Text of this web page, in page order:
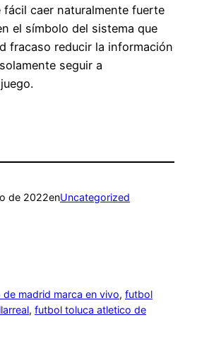
fácil caer naturalmente fuerte
el símbolo del sistema que
fracaso reducir la información
seguir a
de 2022enUncategorized
madrid marca en vivo, futbol
, futbol toluca atletico de